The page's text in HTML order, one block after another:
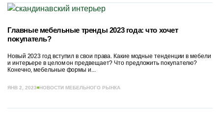
Главные мебельные тренды 2023 года: что хочет
покупатель?
Новый 2023 год вступил в свои права. Какие модные тенденции в мебели
и интерьере в целом он предвещает? Что предложить покупателю?
Конечно, мебельные формы и...
ЯНВ 2, 2023 НОВОСТИ МЕБЕЛЬНОГО РЫНКА